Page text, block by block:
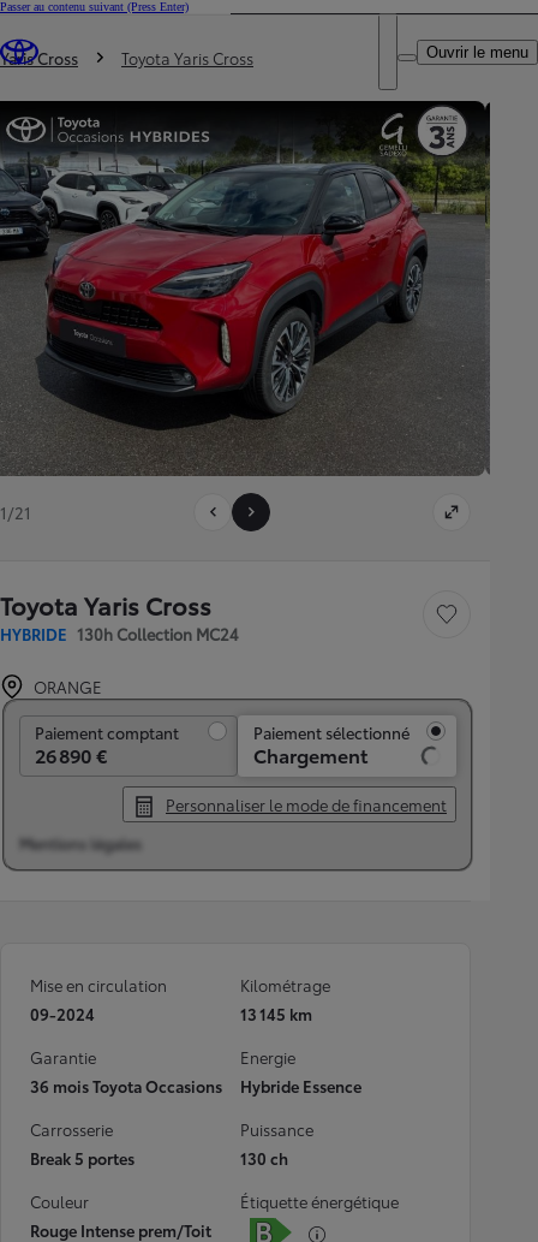
Passer au contenu suivant (Press Enter)
Trouvez un partenaire Toyota
DEALER NAME
Ouvrir le menu
Vous êtes ici
Yaris Cross Toyota Yaris Cross
1/21
Toyota Yaris Cross
HYBRIDE 130h Collection MC24
Sauvegarder le
ORANGE
Paiement comptant
26 890 €
Paiement sélectionné
Chargement
Personnaliser le mode de financement
Mentions légales
Mise en circulation
09-2024
Kilométrage
13 145 km
Garantie
36 mois Toyota Occasions
Energie
Hybride Essence
Carrosserie
Break 5 portes
Puissance
130 ch
Couleur
Rouge Intense prem/Toit
Étiquette énergétique